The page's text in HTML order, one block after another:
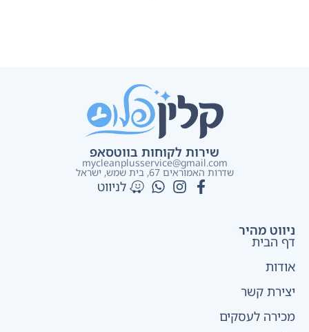
שירות לקוחות בווטסאפ
mycleanplusservice@gmail.com
שדרות האמוראים 67, בית שמש​, ישראל
לניווט
ניווט מהיר
דף הבית
אודות
יצירת קשר
מכירה לעסקים